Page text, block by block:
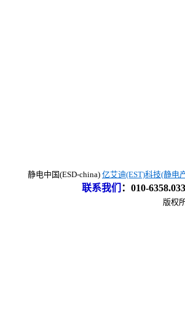
静电中国(ESD-china) 亿艾迪(EST)科技(静电
联系我们 ： 010-
版权